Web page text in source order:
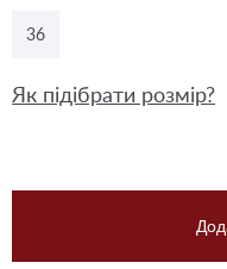
36
Як підібрати розмір?